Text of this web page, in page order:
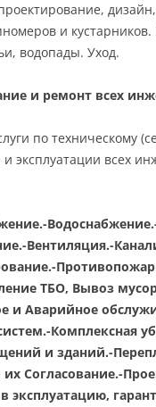
и кустарников.
водопады. Уход.
и ремонт всех
по техническому
эксплуатации всех
Вентиляция.-
ТБО, Вывоз
и Аварийное
Комплексная
и зданий.-
Согласование.-
эксплуатацию,